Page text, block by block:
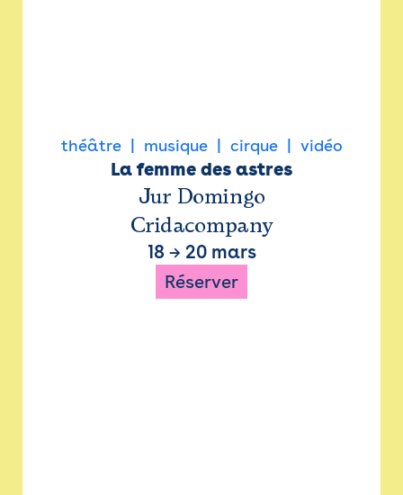
théâtre musique cirque vidéo
La femme des astres
Jur Domingo
Cridacompany
18 → 20 mars
Réserver